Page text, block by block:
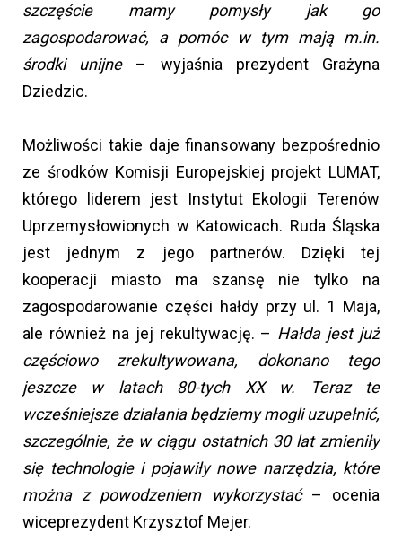
szczęście mamy pomysły jak go
zagospodarować, a pomóc w tym mają m.in.
środki unijne – wyjaśnia prezydent Grażyna
Dziedzic.
Możliwości takie daje finansowany bezpośrednio
ze środków Komisji Europejskiej projekt LUMAT,
którego liderem jest Instytut Ekologii Terenów
Uprzemysłowionych w Katowicach. Ruda Śląska
jest jednym z jego partnerów. Dzięki tej
kooperacji miasto ma szansę nie tylko na
zagospodarowanie części hałdy przy ul. 1 Maja,
ale również na jej rekultywację. – Hałda jest już
częściowo zrekultywowana, dokonano tego
jeszcze w latach 80-tych XX w. Teraz te
wcześniejsze działania będziemy mogli uzupełnić,
szczególnie, że w ciągu ostatnich 30 lat zmieniły
się technologie i pojawiły nowe narzędzia, które
można z powodzeniem wykorzystać – ocenia
wiceprezydent Krzysztof Mejer.